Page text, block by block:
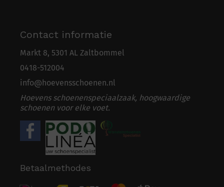
Contact informatie
Markt 8, 5301 AL Zaltbommel
0418-512004
info@hoevensschoenen.nl
Hoevens schoenenspeciaalzaak, hoogwaardige
schoenen voor elke voet.
Betaalmethodes